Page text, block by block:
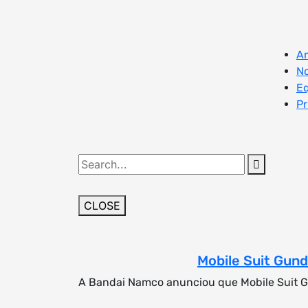
Search
for:
CLOSE
Mobile Suit
A Bandai Namco anunciou que Mobile Suit